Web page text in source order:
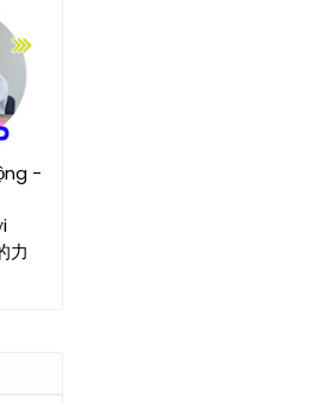
-
力